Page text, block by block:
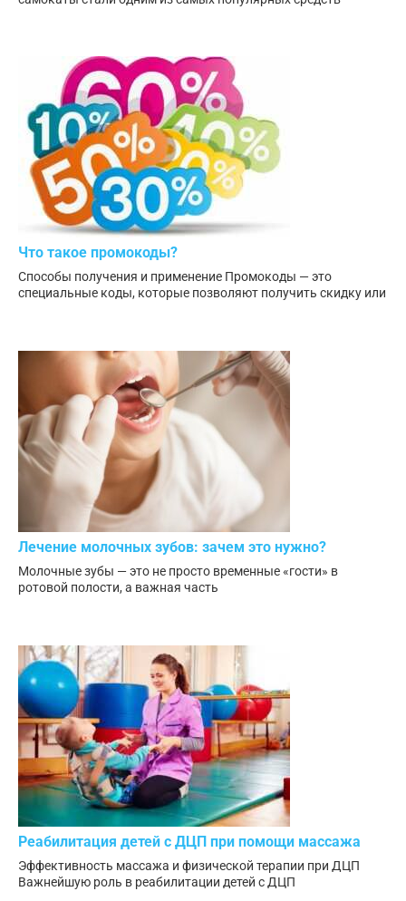
Что такое промокоды?
Способы получения и применение Промокоды — это
специальные коды, которые позволяют получить скидку или
Лечение молочных зубов: зачем это нужно?
Молочные зубы — это не просто временные «гости» в
ротовой полости, а важная часть
Реабилитация детей с ДЦП при помощи массажа
Эффективность массажа и физической терапии при ДЦП
Важнейшую роль в реабилитации детей с ДЦП